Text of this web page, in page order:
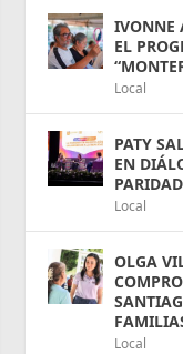
IVONNE
EL
Local
PATY
EN
Local
OLGA
Local